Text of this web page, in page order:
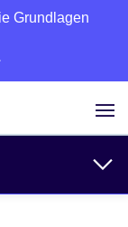
Grundlagen